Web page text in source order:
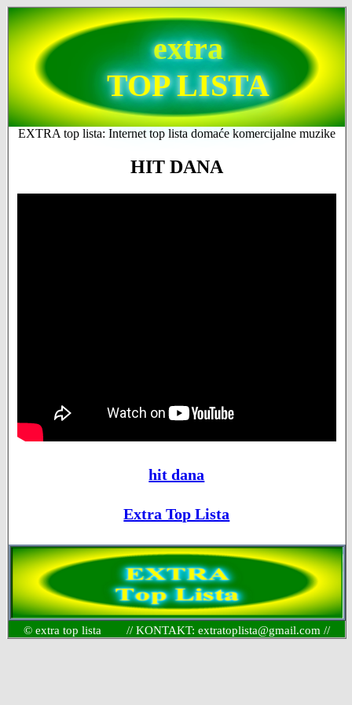
extra
TOP LISTA
EXTRA top lista: Internet top lista domaće komercijalne muzike
HIT DANA
hit dana
Extra Top Lista
© extra top lista // KONTAKT: extratoplista@gmail.com //